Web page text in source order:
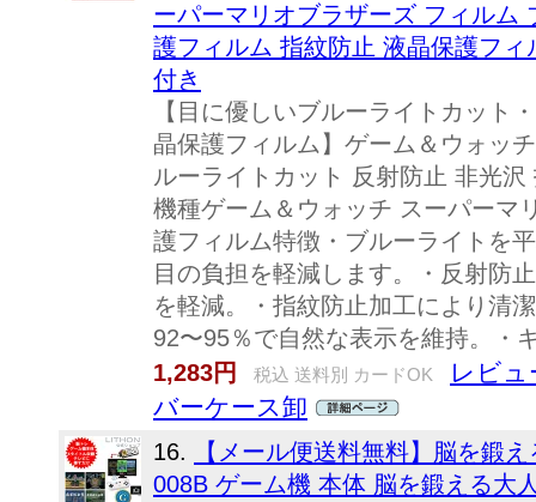
ーパーマリオブラザーズ フィルム
護フィルム 指紋防止 液晶保護フ
付き
【目に優しいブルーライトカット
晶保護フィルム】ゲーム＆ウォッ
ルーライトカット 反射防止 非光
機種ゲーム＆ウォッチ スーパー
護フィルム特徴・ブルーライトを
目の負担を軽減します。・反射防
を軽減。・指紋防止加工により清
92〜95％で自然な表示を維持。・
1,283円
税込 送料別 カードOK
レビュ
バーケース卸
16.
【メール便送料無料】脳を鍛
008B ゲーム機 本体 脳を鍛える大